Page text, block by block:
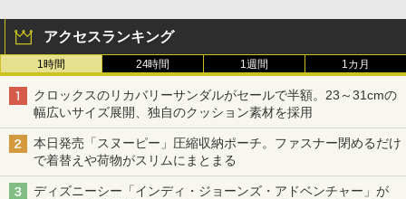
アクセスランキング
1時間 24時間 1週間 1カ月
クロックスのリカバリーサンダルがセールで半額。23～31cmの
幅広いサイズ展開、独自のクッション素材を採用
本日発売「スヌーピー」圧縮収納ポーチ。ファスナー閉めるだけ
で着替えや荷物がスリムにまとまる
ディズニーシー「インディ・ジョーンズ・アドベンチャー」が